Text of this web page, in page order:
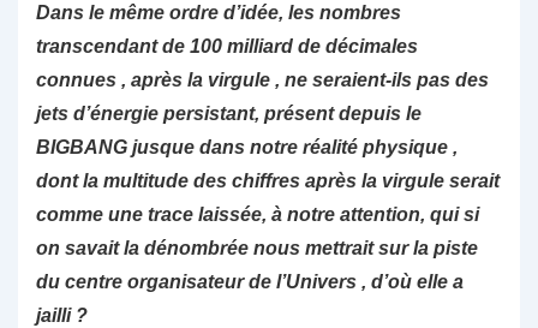
Dans le même ordre d’idée, les nombres
transcendant de 100 milliard de décimales
connues , après la virgule , ne seraient-ils pas des
jets d’énergie persistant, présent depuis le
BIGBANG jusque dans notre réalité physique ,
dont la multitude des chiffres après la virgule serait
comme une trace laissée, à notre attention, qui si
on savait la dénombrée nous mettrait sur la piste
du centre organisateur de l’Univers , d’où elle a
jailli ?